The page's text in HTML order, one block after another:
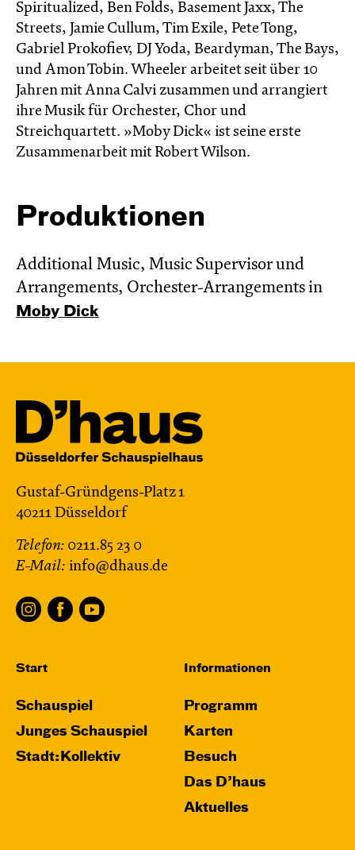
Spiritualized, Ben Folds, Basement Jaxx, The
Streets, Jamie Cullum, Tim Exile, Pete Tong,
Gabriel Prokofiev, DJ Yoda, Beardyman, The Bays,
und Amon Tobin. Wheeler arbeitet seit über 10
Jahren mit Anna Calvi zusammen und arrangiert
ihre Musik für Orchester, Chor und
Streichquartett. »Moby Dick« ist seine erste
Zusammenarbeit mit Robert Wilson.
Produktionen
Additional Music, Music Supervisor und
Arrangements, Orchester-Arrangements in
Moby Dick
Gustaf-Gründgens-Platz 1
40211 Düsseldorf
Telefon: 0211.85 23 0
E-Mail: info@dhaus.de
Start
Schauspiel
Junges Schauspiel
Stadt:Kollektiv
Informationen
Programm
Karten
Besuch
Das D’haus
Aktuelles